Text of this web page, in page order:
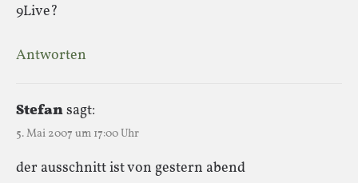
9Live?
Antworten
Stefansagt:
5. Mai 2007 um 17:00 Uhr
der ausschnitt ist von gestern abend